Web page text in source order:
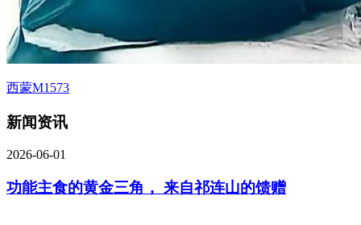
西蒙M1573
新闻资讯
2026-06-01
功能主食的黄金三角， 来自祁连山的馈赠